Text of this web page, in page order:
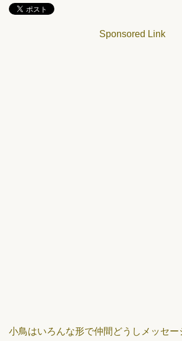
Sponsored Link
小鳥はいろんな形で仲間どうしメッセー